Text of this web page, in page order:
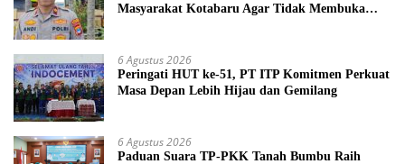
Masyarakat Kotabaru Agar Tidak Membuka
6 Agustus 2026
Peringati HUT ke-51, PT ITP Komitmen Perkuat
Masa Depan Lebih Hijau dan Gemilang
6 Agustus 2026
Paduan Suara TP-PKK Tanah Bumbu Raih